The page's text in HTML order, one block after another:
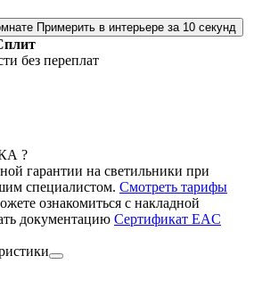
Примерить в интерьере за 10 секунд
без переплат
?
гарантии на светильники при
специалистом. Смотреть тарифы
ознакомиться с накладной
документацию Cертификат EAC